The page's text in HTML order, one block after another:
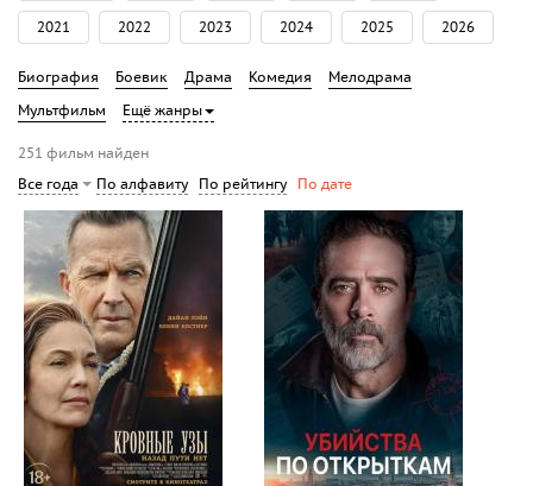
2021 2022 2023 2024 2025 2026
Биография Боевик Драма Комедия
Мелодрама
Мультфильм
Ещё жанры
251 фильм найден
Все года
По алфавиту По рейтингу По дате